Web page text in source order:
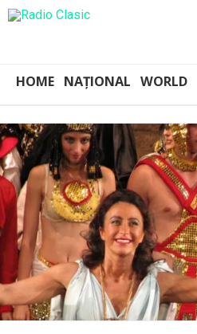
HOME NAȚIONAL WORLD